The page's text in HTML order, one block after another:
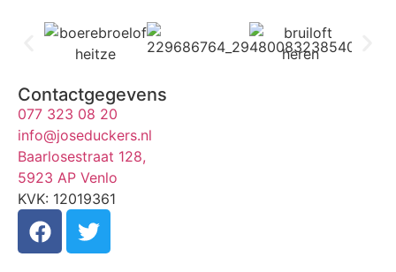
Contactgegevens
077 323 08 20
info@joseduckers.nl
Baarlosestraat 128,
5923 AP Venlo
KVK: 12019361